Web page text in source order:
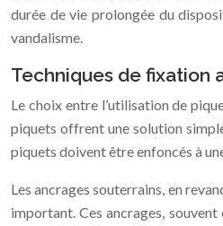
durée de vie prolongée du
vandalisme.
Techniques de fixation
Le choix entre l’utilisation de
piquets offrent une solution
piquets doivent être enfoncés à
Les ancrages souterrains, en
important. Ces ancrages,